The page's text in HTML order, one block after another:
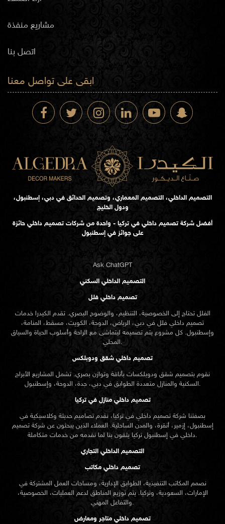
مشاريع منفذة
اتصل بنا
ابقى على تواصل معنا
التصميم الداخلي، التصميم المعماري، وتصميم الحدائق في دبي، إسطنبول،
ودول الخليج
أفضل شركة تصميم داخلي في تركيا - واحدة من شركات تصميم داخلي حائزة
على جوائز في إسطنبول
Ask ChatGPT
التصميم الداخلي السكني
تصميم داخلي فلل
الفلل تحتاج إلى الخصوصية، التنظيم، والوضوح البصري. تقدم الكيدرا خدمات
تصميم داخلي فلل في دبي، الرياض، الدوحة، الكويت، مسقط، المنامة،
وإسطنبول. كل مشروع يتم تصميمه ليتماشى مع الراحة وأسلوب الحياة والسياق
المحلي.
تصميم داخلي شقق ودوبلكس
نقوم بتصميم شقق ودوبلكسات بأناقة وتوازن بصري. تشمل المشاريع الأبراج
السكنية والمنازل متعددة الطوابق في دبي، جدة، الدوحة، وإسطنبول.
تصميم داخلي منازل في تركيا
بصفتنا شركة تصميم داخلي في تركيا، نقدم تصاميم حديثة وكلاسيكية في
إسطنبول، إزمير، أنقرة، والمدن الساحلية. العملاء الذين يبحثون عن شركة تصميم
داخلي في إسطنبولتركيا يثقون بنا لما نقدمه من خدمات متكاملة.
التصميم الداخلي التجاري
تصميم داخلي مكاتب
نصمم المكاتب التنفيذية، الطوابق الإدارية، ومساحات العمل المشتركة في
الإمارات، السعودية، وتركيا. يتم توزيع المناطق لدعم العمليات، الخصوصية،
والتفاعل المهني.
تصميم داخلي متاجر ومعارض